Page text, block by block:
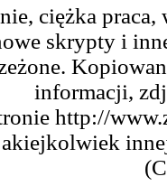
ciężka
skrypty i
informacji,
http://